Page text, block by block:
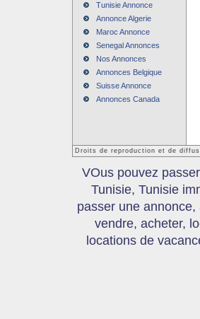
Tunisie Annonce
Annonce Algerie
Maroc Annonce
Senegal Annonces
Nos Annonces
Annonces Belgique
Suisse Annonce
Annonces Canada
Droits de reproduction et de
VOus pouvez
Tunisie, Tunisie
passer une
vendre, acheter,
locations de